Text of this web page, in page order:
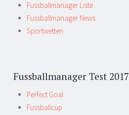
Fussballmanager Liste
Fussballmanager News
Sportwetten
Fussballmanager Test 2017
Perfect Goal
Fussballcup